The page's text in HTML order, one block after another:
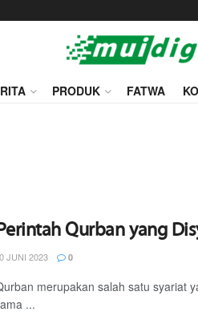
PRODUK FATWA
Qurban yang
JUNI 2023 0
merupakan salah satu syariat
...